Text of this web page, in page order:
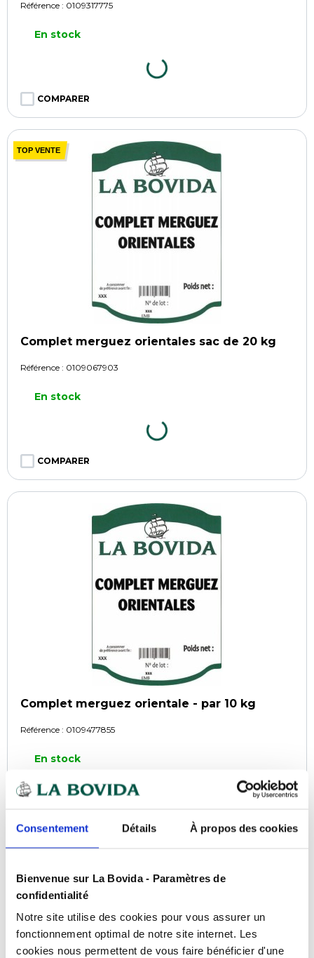
Consentement Détails À propos des cookies
Bienvenue sur La Bovida - Paramètres de
confidentialité
Notre site utilise des cookies pour vous assurer un
fonctionnement optimal de notre site internet. Les
cookies nous permettent de vous faire bénéficier d'une
Référence : 0109317775
En stock
COMPARER
TOP VENTE
Complet merguez orientales sac de 20 kg
Référence : 0109067903
En stock
COMPARER
Complet merguez orientale - par 10 kg
Référence : 0109477855
En stock
COMPARER